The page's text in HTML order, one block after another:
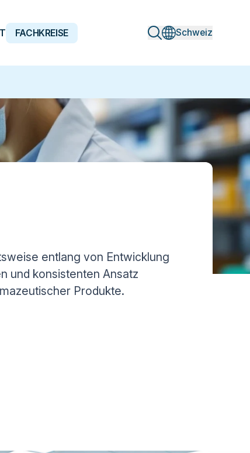
FACHKREISE Schweiz
entlang von Entwicklung
und konsistenten Ansatz
Produkte.